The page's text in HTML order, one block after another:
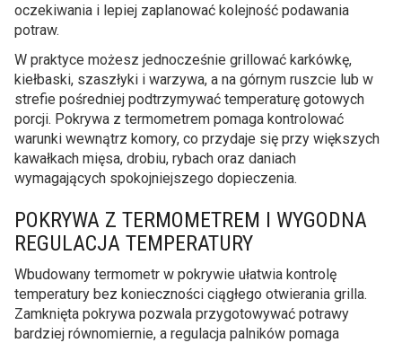
oczekiwania i lepiej zaplanować kolejność podawania
potraw.
W praktyce możesz jednocześnie grillować karkówkę,
kiełbaski, szaszłyki i warzywa, a na górnym ruszcie lub w
strefie pośredniej podtrzymywać temperaturę gotowych
porcji. Pokrywa z termometrem pomaga kontrolować
warunki wewnątrz komory, co przydaje się przy większych
kawałkach mięsa, drobiu, rybach oraz daniach
wymagających spokojniejszego dopieczenia.
POKRYWA Z TERMOMETREM I WYGODNA
REGULACJA TEMPERATURY
Wbudowany termometr w pokrywie ułatwia kontrolę
temperatury bez konieczności ciągłego otwierania grilla.
Zamknięta pokrywa pozwala przygotowywać potrawy
bardziej równomiernie, a regulacja palników pomaga